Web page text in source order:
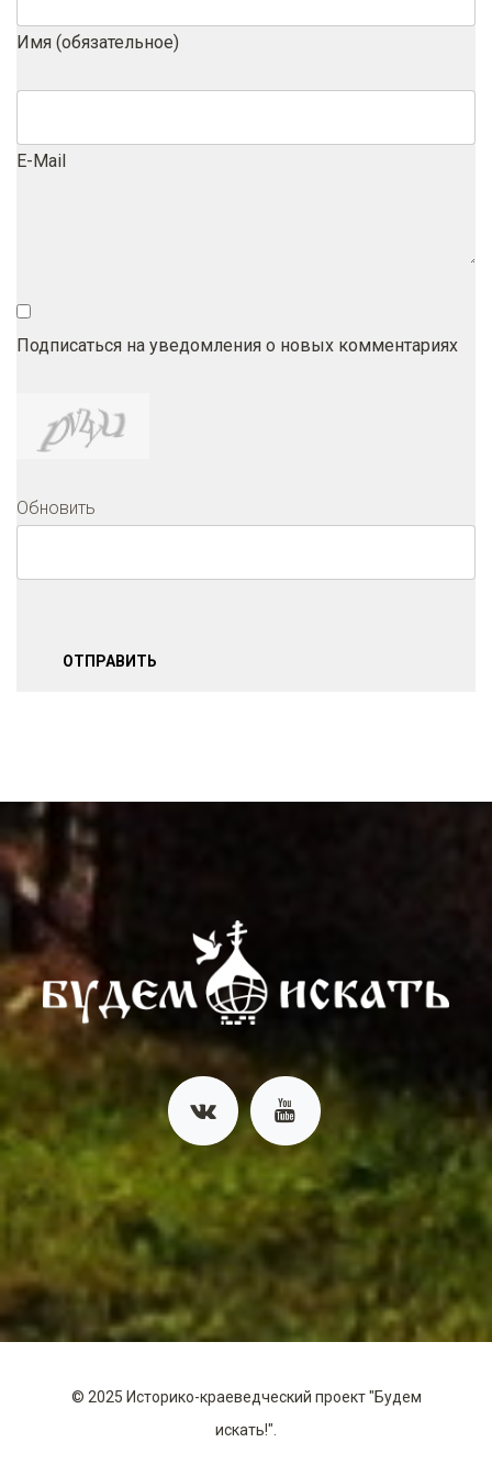
Имя (обязательное)
E-Mail
Подписаться на уведомления о новых комментариях
Обновить
ОТПРАВИТЬ
© 2025 Историко-краеведческий проект "Будем
искать!".